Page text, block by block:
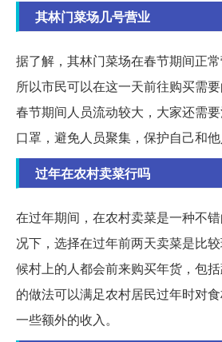
其林门菜场几号营业
据了解，其林门菜场在春节期间正
所以市民可以在这一天前往购买需
春节期间人员流动较大，大家还需
口罩，避免人员聚集，保护自己和他
过年在农村卖菜行吗
在过年期间，在农村卖菜是一种不
况下，选择在过年前两天卖菜是比
候村上的人都会前来购买年货，包
的做法可以满足农村居民过年时对
一些额外的收入。